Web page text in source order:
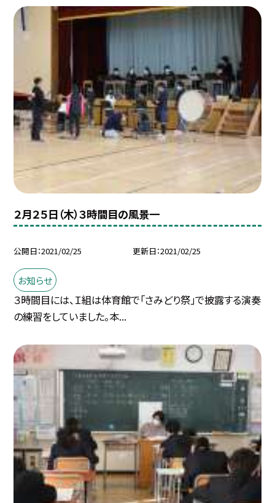
２月２５日（木）３時間目の風景一
公開日 2021/02/25 更新日 2021/02/25
お知らせ
３時間目には、Ｉ組は体育館で「さみどり祭」で披露する演奏
の練習をしていました。本...